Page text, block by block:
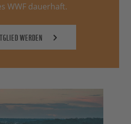
WWF dauerhaft.
WERDEN